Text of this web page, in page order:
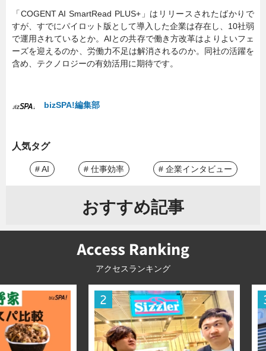
「COGENT AI SmartRead PLUS+」はリリースされたばかりで
すが、すでにパイロット版として導入した企業は存在し、10社弱
で運用されているとか。AIとの共存で働き方改革はよりよいフェ
ーズを迎えるのか、労働力不足は解消されるのか。同社の活躍を
含め、テクノロジーの有効活用に期待です。
bizSPA!編集部
人気タグ
# AI # 仕事効率 # 企業インタビュー
おすすめ記事
アクセスランキング